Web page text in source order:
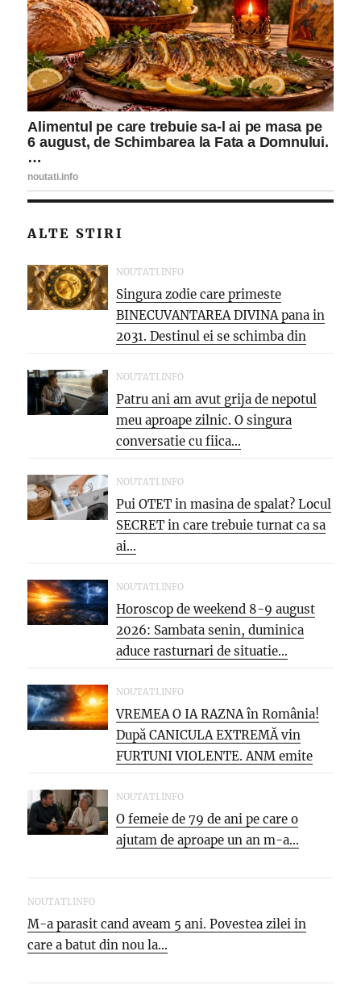
ALTE STIRI
NOUTATI.INFO
Singura zodie care primeste
BINECUVANTAREA DIVINA pana in
2031. Destinul ei se schimba din
temelii,...
NOUTATI.INFO
Patru ani am avut grija de nepotul
meu aproape zilnic. O singura
conversatie cu fiica...
NOUTATI.INFO
Pui OTET in masina de spalat? Locul
SECRET in care trebuie turnat ca sa
ai...
NOUTATI.INFO
Horoscop de weekend 8-9 august
2026: Sambata senin, duminica
aduce rasturnari de situatie…
NOUTATI.INFO
VREMEA O IA RAZNA în România!
După CANICULA EXTREMĂ vin
FURTUNI VIOLENTE. ANM emite
NOI...
NOUTATI.INFO
O femeie de 79 de ani pe care o
ajutam de aproape un an m-a...
NOUTATI.INFO
M-a parasit cand aveam 5 ani. Povestea zilei in
care a batut din nou la...